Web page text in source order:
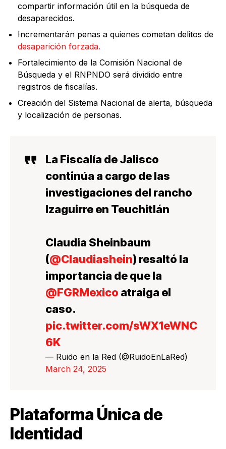
compartir información útil en la búsqueda de
desaparecidos.
Incrementarán penas a quienes cometan delitos de
desaparición forzada.
Fortalecimiento de la Comisión Nacional de
Búsqueda y el RNPNDO será dividido entre
registros de fiscalías.
Creación del Sistema Nacional de alerta, búsqueda
y localización de personas.
La Fiscalía de Jalisco
continúa a cargo de las
investigaciones del rancho
Izaguirre en Teuchitlán
Claudia Sheinbaum
(@Claudiashein) resaltó la
importancia de que la
@FGRMexico atraiga el
caso.
pic.twitter.com/sWX1eWNC
6K
— Ruido en la Red (@RuidoEnLaRed)
March 24, 2025
Plataforma Única de
Identidad